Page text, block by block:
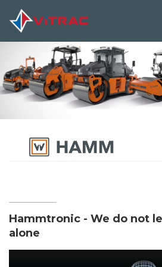
SIÊU THỊ MÁY XÂY DỰNG
THƯƠNG HIỆU
DỊCH VỤ
PHỤ TÙNG
Hammtronic - We do not
alone